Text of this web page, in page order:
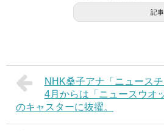
記
NHK桑子アナ「ニュース
4月からは「ニュースウオ
のキャスターに抜擢。